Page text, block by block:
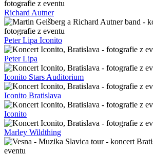
Richard Autner
Peter Lipa Iconito
Peter Lipa
Iconito Stars Auditorium
Iconito Bratislava
Iconito
Marley Wildthing